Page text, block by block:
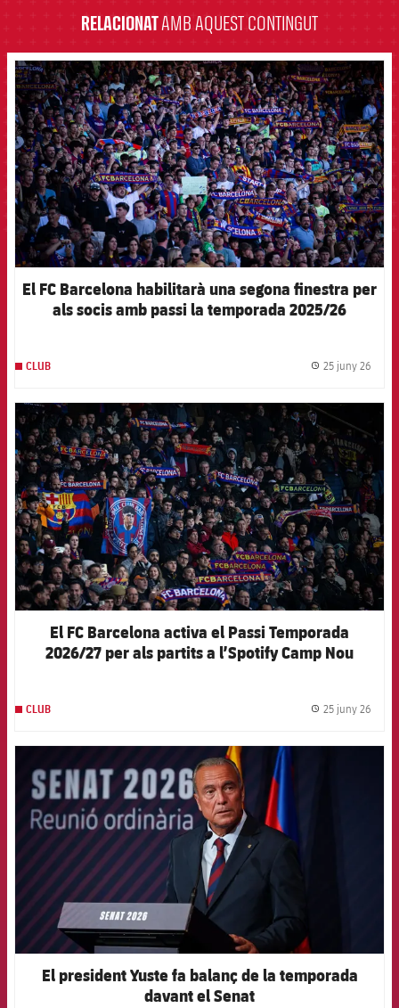
RELACIONATAMB AQUEST CONTINGUT
FCB Barcelona badge
El FC Barcelona habilitarà una segona finestra per
als socis amb passi la temporada 2025/26
CLUB 25 juny 26
FCB Barcelona badge
El FC Barcelona activa el Passi Temporada
2026/27 per als partits a l’Spotify Camp Nou
CLUB 25 juny 26
FCB Barcelona badge
El president Yuste fa balanç de la temporada
davant el Senat